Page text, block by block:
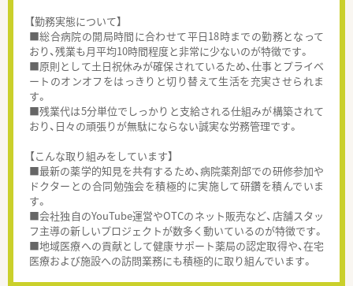
【勤務実態について】
■総合病院の開局時間に合わせて平日18時までの勤務となって
おり、残業も月平均10時間程度と非常に少ないのが特徴です。
■原則として土日祝休みが確保されているため、仕事とプライベ
ートのオンオフをはっきりと切り替えて生活を充実させられま
す。
■残業代は5分単位でしっかりと支給される仕組みが構築されて
おり、日々の頑張りが無駄にならない誠実な労務管理です。
【こんな取り組みをしています】
■最新の薬学的知見を共有するため、病院薬剤部での研修参加や
ドクターとの合同勉強会を積極的に実施して研鑽を積んでいま
す。
■会社独自のYouTube運営やOTCのネット販売など、店舗スタッ
フ主導の新しいプロジェクトが数多く動いているのが特徴です。
■地域医療への貢献として健康サポート薬局の認定取得や、在宅
医療および施設への訪問業務にも積極的に取り組んでいます。